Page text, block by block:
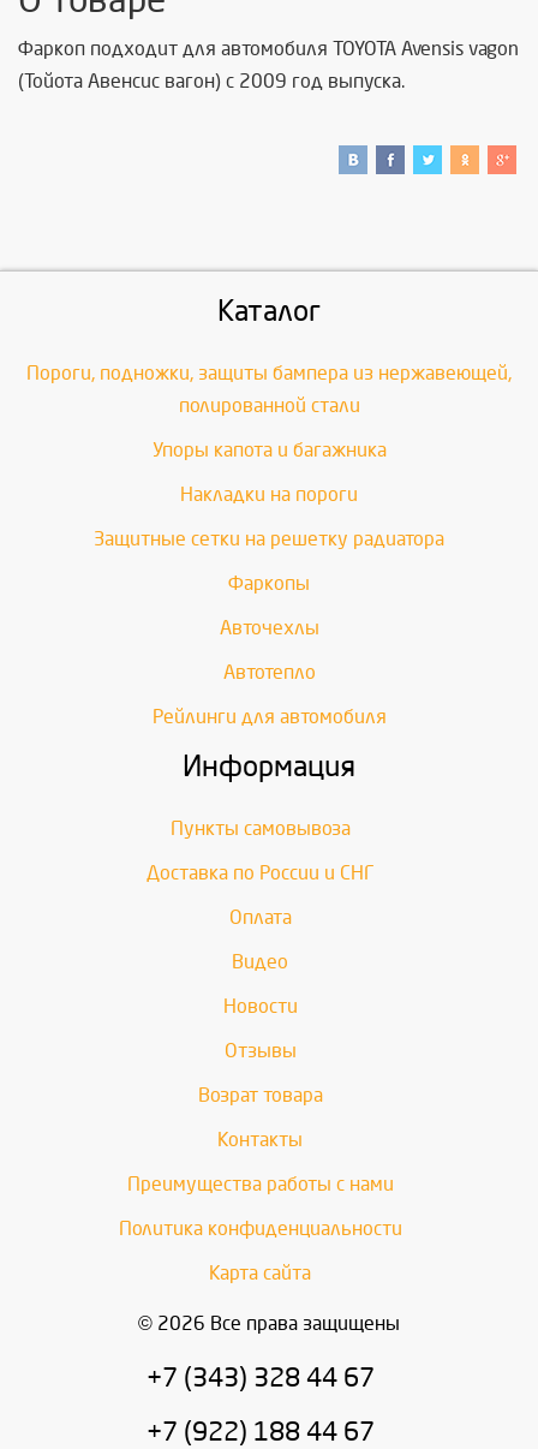
Фаркоп подходит для автомобиля TOYOTA Avensis vagon
(Тойота Авенсис вагон) с 2009 год выпуска.
Каталог
Пороги, подножки, защиты бампера из нержавеющей,
полированной стали
Упоры капота и багажника
Накладки на пороги
Защитные сетки на решетку радиатора
Фаркопы
Авточехлы
Автотепло
Рейлинги для автомобиля
Информация
Пункты самовывоза
Доставка по России и СНГ
Оплата
Видео
Новости
Отзывы
Возрат товара
Контакты
Преимущества работы с нами
Политика конфиденциальности
Карта сайта
© 2026 Все права защищены
+7 (343) 328 44 67
+7 (922) 188 44 67